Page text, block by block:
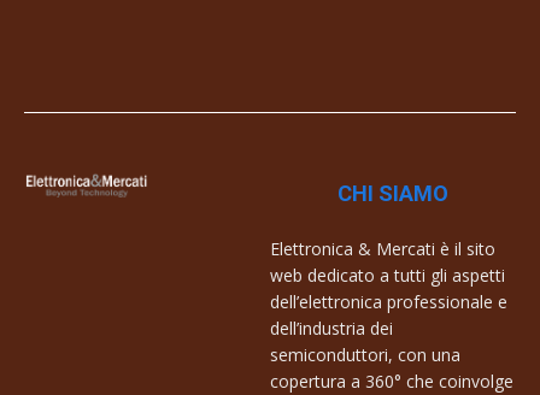
CHI SIAMO
Elettronica & Mercati è il sito
web dedicato a tutti gli aspetti
dell’elettronica professionale e
dell’industria dei
semiconduttori, con una
copertura a 360° che coinvolge